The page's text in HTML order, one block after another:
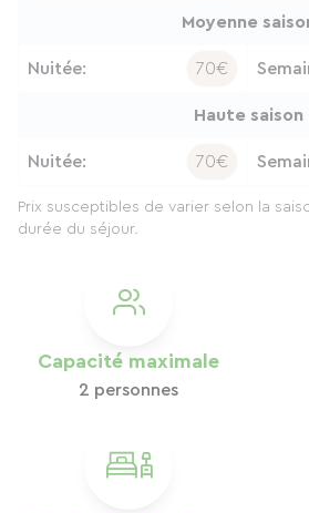
Capacité maximale
2 personnes
Moyenne
Nuitée: 70€
Haute saison
Nuitée: 70€
Prix susceptibles de varier selon la
durée du séjour.